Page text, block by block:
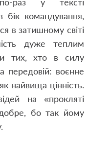
бік командування,
в затишному світі
дуже теплим
тих, хто в силу
передовій: воєнне
найвища цінність.
на «прокляті
бо так йому